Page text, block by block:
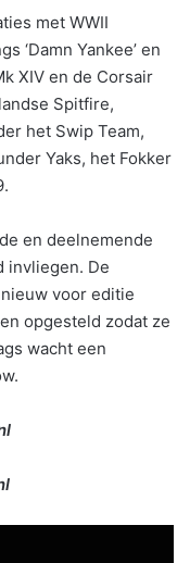
met WWII
‘Damn Yankee’ en
XIV en de Corsair
Spitfire,
het Swip Team,
Yaks, het Fokker
en deelnemende
invliegen. De
voor editie
opgesteld zodat ze
wacht een